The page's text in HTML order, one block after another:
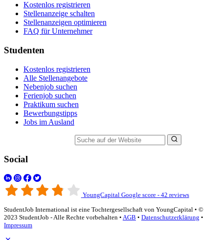
Kostenlos registrieren
Stellenanzeige schalten
Stellenanzeigen optimieren
FAQ für Unternehmer
Studenten
Kostenlos registrieren
Alle Stellenangebote
Nebenjob suchen
Ferienjob suchen
Praktikum suchen
Bewerbungstipps
Jobs im Ausland
Social
YoungCapital Google score - 42 reviews
StudentJob International ist eine Tochtergesellschaft von YoungCapital • ©
2023 StudentJob - Alle Rechte vorbehalten • AGB • Datenschutzerklärung •
Impressum